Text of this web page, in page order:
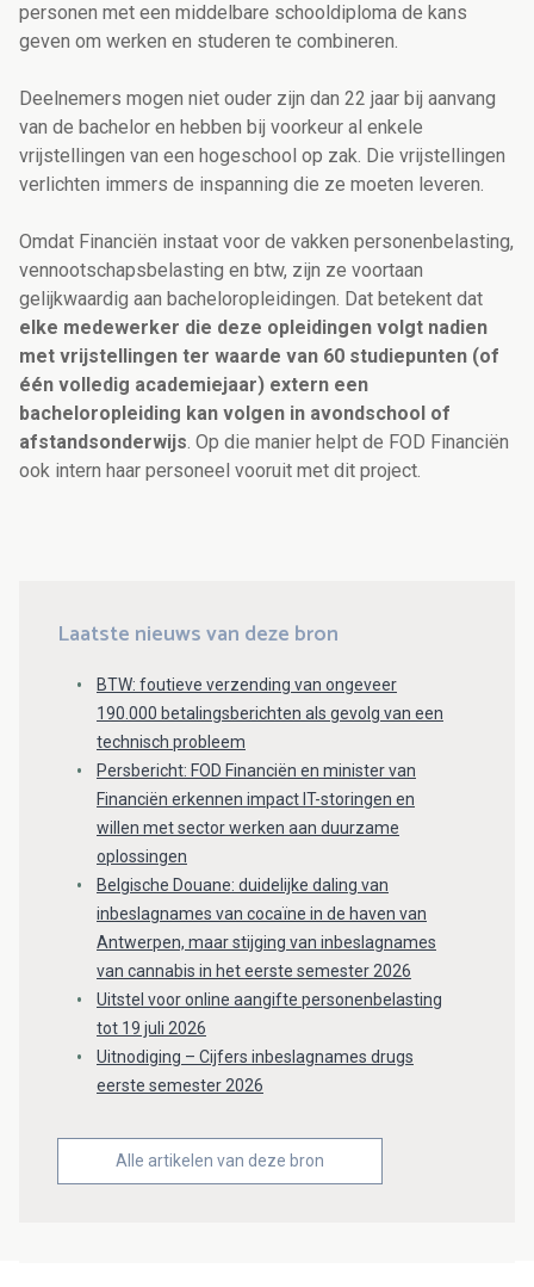
personen met een middelbare schooldiploma de kans
geven om werken en studeren te combineren.
Deelnemers mogen niet ouder zijn dan 22 jaar bij aanvang
van de bachelor en hebben bij voorkeur al enkele
vrijstellingen van een hogeschool op zak. Die vrijstellingen
verlichten immers de inspanning die ze moeten leveren.
Omdat Financiën instaat voor de vakken personenbelasting,
vennootschapsbelasting en btw, zijn ze voortaan
gelijkwaardig aan bacheloropleidingen. Dat betekent dat
elke medewerker die deze opleidingen volgt nadien
met vrijstellingen ter waarde van 60 studiepunten (of
één volledig academiejaar) extern een
bacheloropleiding kan volgen in avondschool of
afstandsonderwijs. Op die manier helpt de FOD Financiën
ook intern haar personeel vooruit met dit project.
Laatste nieuws van deze bron
BTW: foutieve verzending van ongeveer
190.000 betalingsberichten als gevolg van een
technisch probleem
Persbericht: FOD Financiën en minister van
Financiën erkennen impact IT-storingen en
willen met sector werken aan duurzame
oplossingen
Belgische Douane: duidelijke daling van
inbeslagnames van cocaïne in de haven van
Antwerpen, maar stijging van inbeslagnames
van cannabis in het eerste semester 2026
Uitstel voor online aangifte personenbelasting
tot 19 juli 2026
Uitnodiging – Cijfers inbeslagnames drugs
eerste semester 2026
Alle artikelen van deze bron